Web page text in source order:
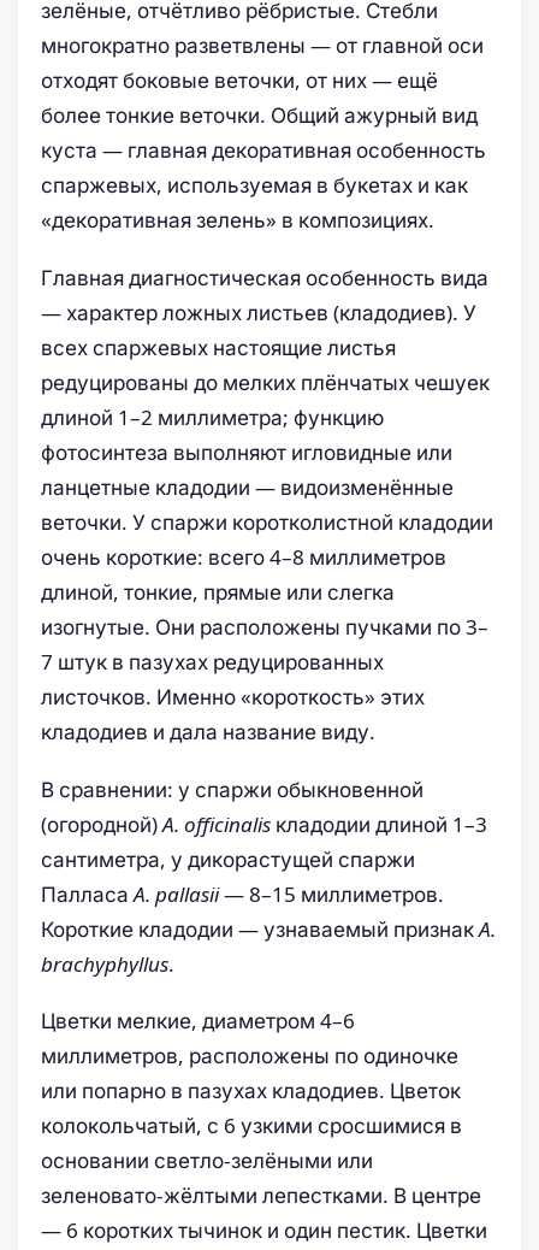
зелёные, отчётливо рёбристые. Стебли
многократно разветвлены — от главной оси
отходят боковые веточки, от них — ещё
более тонкие веточки. Общий ажурный вид
куста — главная декоративная особенность
спаржевых, используемая в букетах и как
«декоративная зелень» в композициях.
Главная диагностическая особенность вида
— характер ложных листьев (кладодиев). У
всех спаржевых настоящие листья
редуцированы до мелких плёнчатых чешуек
длиной 1–2 миллиметра; функцию
фотосинтеза выполняют игловидные или
ланцетные кладодии — видоизменённые
веточки. У спаржи коротколистной кладодии
очень короткие: всего 4–8 миллиметров
длиной, тонкие, прямые или слегка
изогнутые. Они расположены пучками по 3–
7 штук в пазухах редуцированных
листочков. Именно «короткость» этих
кладодиев и дала название виду.
В сравнении: у спаржи обыкновенной
(огородной)A. officinalisкладодии длиной 1–3
сантиметра, у дикорастущей спаржи
ПалласаA. pallasii— 8–15 миллиметров.
Короткие кладодии — узнаваемый признакA.
brachyphyllus.
Цветки мелкие, диаметром 4–6
миллиметров, расположены по одиночке
или попарно в пазухах кладодиев. Цветок
колокольчатый, с 6 узкими сросшимися в
основании светло-зелёными или
зеленовато-жёлтыми лепестками. В центре
— 6 коротких тычинок и один пестик. Цветки